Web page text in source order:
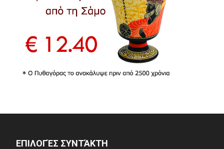
ΕΠΙΛΟΓΈΣ ΣΥΝΤΆΚΤΗ